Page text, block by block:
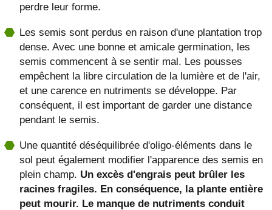
perdre leur forme.
Les semis sont perdus en raison d'une plantation trop
dense. Avec une bonne et amicale germination, les
semis commencent à se sentir mal. Les pousses
empêchent la libre circulation de la lumière et de l'air,
et une carence en nutriments se développe. Par
conséquent, il est important de garder une distance
pendant le semis.
Une quantité déséquilibrée d'oligo-éléments dans le
sol peut également modifier l'apparence des semis en
plein champ. Un excès d'engrais peut brûler les
racines fragiles. En conséquence, la plante entière
peut mourir. Le manque de nutriments conduit